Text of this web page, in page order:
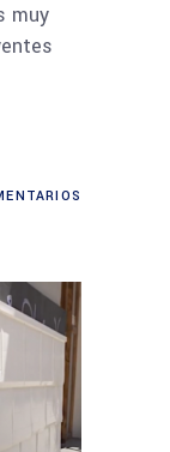
muy